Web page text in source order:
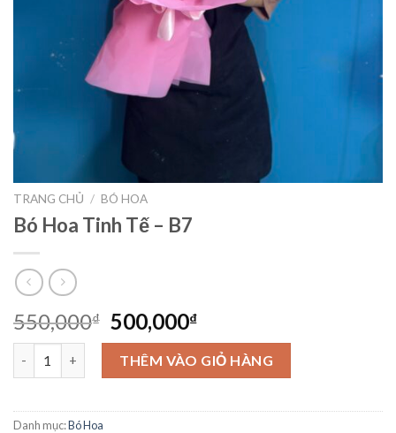
TRANG CHỦ / BÓ HOA
Bó Hoa Tinh Tế – B7
550,000₫ Giá
gốc
là:
550,000₫.
500,000₫Giá
hiện
tại
là:
500,000₫.
Bó Hoa Tinh Tế - B7 số lượngTHÊM VÀO GIỎ HÀNG
Danh mục:Bó Hoa